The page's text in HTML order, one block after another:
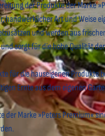
|CC-BY-SA
der Produkte der Marke
handwerklicher Art und Weise
und werden aus
sorgt für die hohe Qualität
für die hauseigenen Produkte
Ernte aus dem eigenen
der Marke »Peters Premium«